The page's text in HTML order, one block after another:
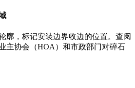
廓，标记安装边界收边的位置。查阅
协会（HOA）和市政部门对碎石